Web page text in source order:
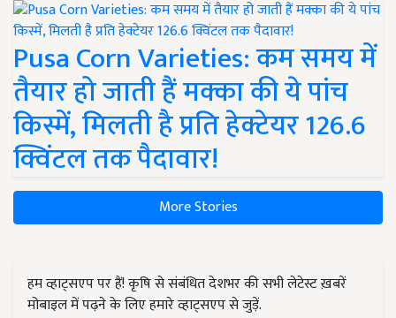
Pusa Corn Varieties: कम समय में
तैयार हो जाती हैं मक्का की ये पांच
किस्में, मिलती है प्रति हेक्टेयर 126.6
क्विंटल तक पैदावार!
More Stories
हम व्हाट्सएप पर हैं! कृषि से संबंधित देशभर की सभी लेटेस्ट ख़बरें
मोबाइल में पढ़ने के लिए हमारे व्हाट्सएप से जुड़ें.